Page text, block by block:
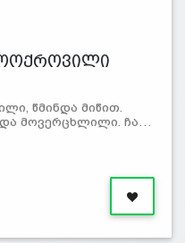
წმინდა მიწით.
მოვერცხლილი. ჩა…